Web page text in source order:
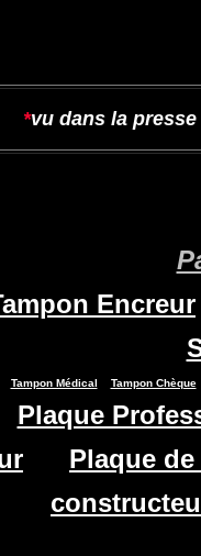
*vu dans la presse
Encreur
Tampon Médical Tampon Chèque
Plaque
Plaque